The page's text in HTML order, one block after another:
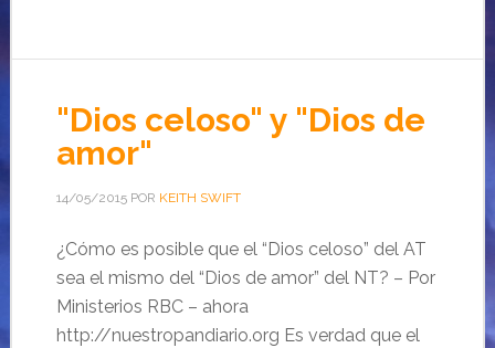
"Dios celoso" y "Dios de
amor"
14/05/2015POR KEITH SWIFT
¿Cómo es posible que el “Dios celoso” del AT
sea el mismo del “Dios de amor” del NT? – Por
Ministerios RBC – ahora
http://nuestropandiario.org Es verdad que el